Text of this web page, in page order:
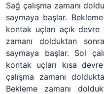
Sağ çalışma zamanı
saymaya başlar.
kontak uçları açık
zamanı dolduktan
saymaya başlar. Sol
kontak uçları kısa
çalışma zamanı
Bekleme zamanı